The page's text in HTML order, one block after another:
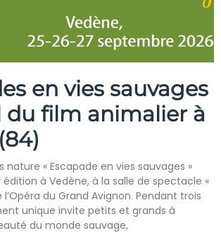
en vies sauvages
du film animalier à
nature « Escapade en vies sauvages »
à Vedène, à la salle de spectacle «
l’Opéra du Grand Avignon. Pendant trois
unique invite petits et grands à
du monde sauvage,